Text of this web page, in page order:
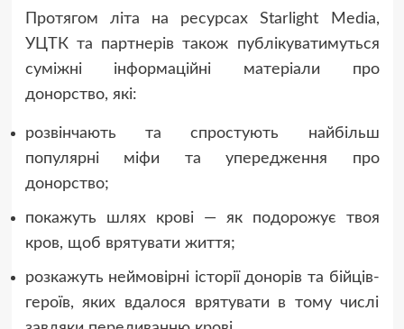
Протягом літа на ресурсах Starlight Media,
УЦТК та партнерів також публікуватимуться
суміжні інформаційні матеріали про
донорство, які:
розвінчають та спростують найбільш
популярні міфи та упередження про
донорство;
покажуть шлях крові — як подорожує твоя
кров, щоб врятувати життя;
розкажуть неймовірні історії донорів та бійців-
героїв, яких вдалося врятувати в тому числі